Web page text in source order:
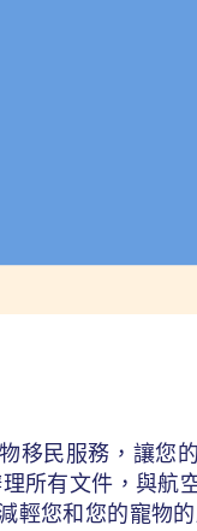
移民服務，讓您
所有文件，與航
輕您和您的寵物